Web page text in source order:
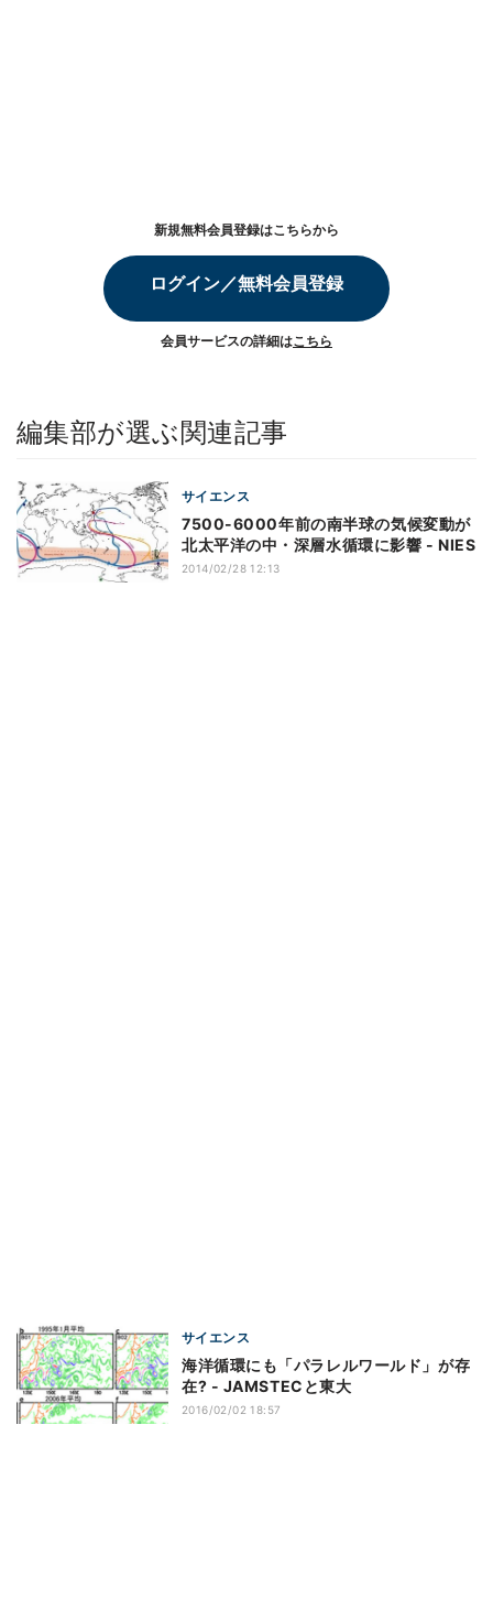
新規無料会員登録はこちらから
ログイン／無料会員登録
会員サービスの詳細はこちら
編集部が選ぶ関連記事
サイエンス
7500-6000年前の南半球の気候変動が
北太平洋の中・深層水循環に影響 - NIES
2014/02/28 12:13
サイエンス
海洋循環にも「パラレルワールド」が存
在? - JAMSTECと東大
2016/02/02 18:57